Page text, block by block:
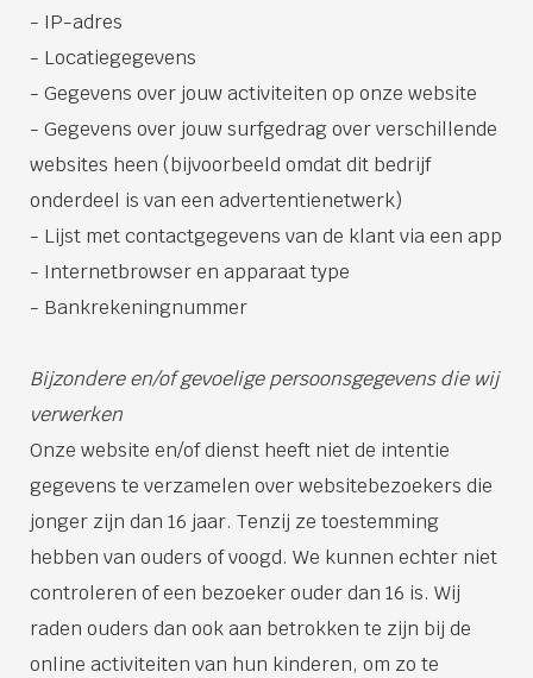
- IP-adres
- Locatiegegevens
- Gegevens over jouw activiteiten op onze website
- Gegevens over jouw surfgedrag over verschillende
websites heen (bijvoorbeeld omdat dit bedrijf
onderdeel is van een advertentienetwerk)
- Lijst met contactgegevens van de klant via een app
- Internetbrowser en apparaat type
- Bankrekeningnummer
Bijzondere en/of gevoelige persoonsgegevens die wij
verwerken
Onze website en/of dienst heeft niet de intentie
gegevens te verzamelen over websitebezoekers die
jonger zijn dan 16 jaar. Tenzij ze toestemming
hebben van ouders of voogd. We kunnen echter niet
controleren of een bezoeker ouder dan 16 is. Wij
raden ouders dan ook aan betrokken te zijn bij de
online activiteiten van hun kinderen, om zo te